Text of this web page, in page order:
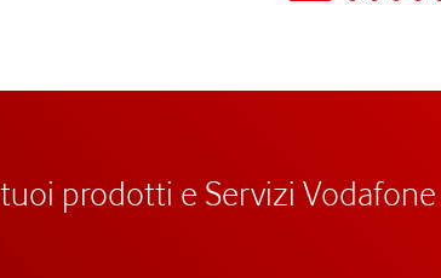
prodotti e Servizi Vodafone